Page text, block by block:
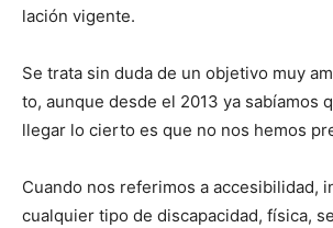
lación vigente.
Se tra­ta sin duda de un obje­ti­vo muy
to, aunque des­de el 2013 ya sabíamos
lle­gar lo cier­to es que no nos hemos
Cuan­do nos refe­r­i­mos a acce­si­bil­i­dad,
cualquier tipo de dis­capaci­dad, físi­ca,